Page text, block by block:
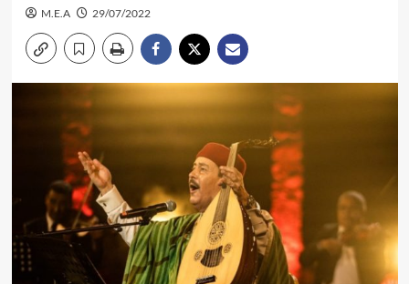
M.E.A 29/07/2022